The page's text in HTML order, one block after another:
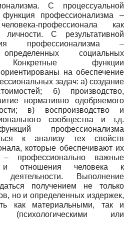
С процессуальной
профессионализма –
профессионала как
С результативной
профессионализма –
социальных
Конкретные функции
на обеспечение
задач: а) создание
б) производство,
нормативно одобряемого
в) воспроизводство и
сообщества и т.д.
профессионализма
к анализу тех свойств
которые обеспечивают их
профессионально важные
отношения человека к
деятельности. Выполнение
получением не только
но и определенных издержек,
как материальными, так и
(психологическими или